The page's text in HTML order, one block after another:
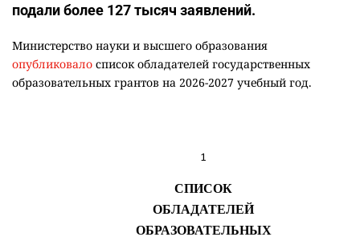
подали более 127 тысяч заявлений.
Министерство науки и высшего образования
опубликовало список обладателей государственных
образовательных грантов на 2026-2027 учебный год.